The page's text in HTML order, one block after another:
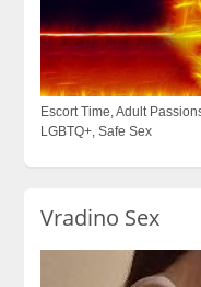
Escort Time, Adult
LGBTQ+, Safe Sex
Vradino Sex